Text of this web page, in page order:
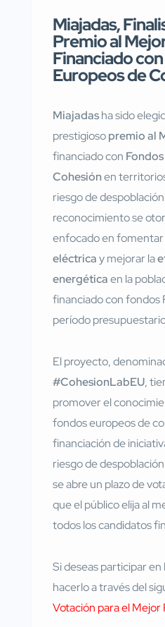
Miajadas,
Premio al
Financiado
Europeos de
Miajadasha sido
prestigiosopremio al
financiado con
Cohesiónen
riesgo de
reconocimiento se
enfocado en fomentar
eléctricay mejorar la
energéticaen la
financiado con fondos
período
El proyecto,
#CohesionLabEU,
promover el
fondos europeos de
financiación de
riesgo de
se abre un plazo de
que el público elija al
todos los candidatos
Si deseas participar
hacerlo a través del
Votación para el